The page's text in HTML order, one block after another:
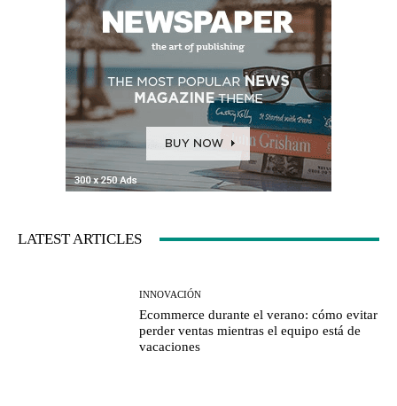
LATEST ARTICLES
INNOVACIÓN
Ecommerce durante el verano: cómo evitar
perder ventas mientras el equipo está de
vacaciones